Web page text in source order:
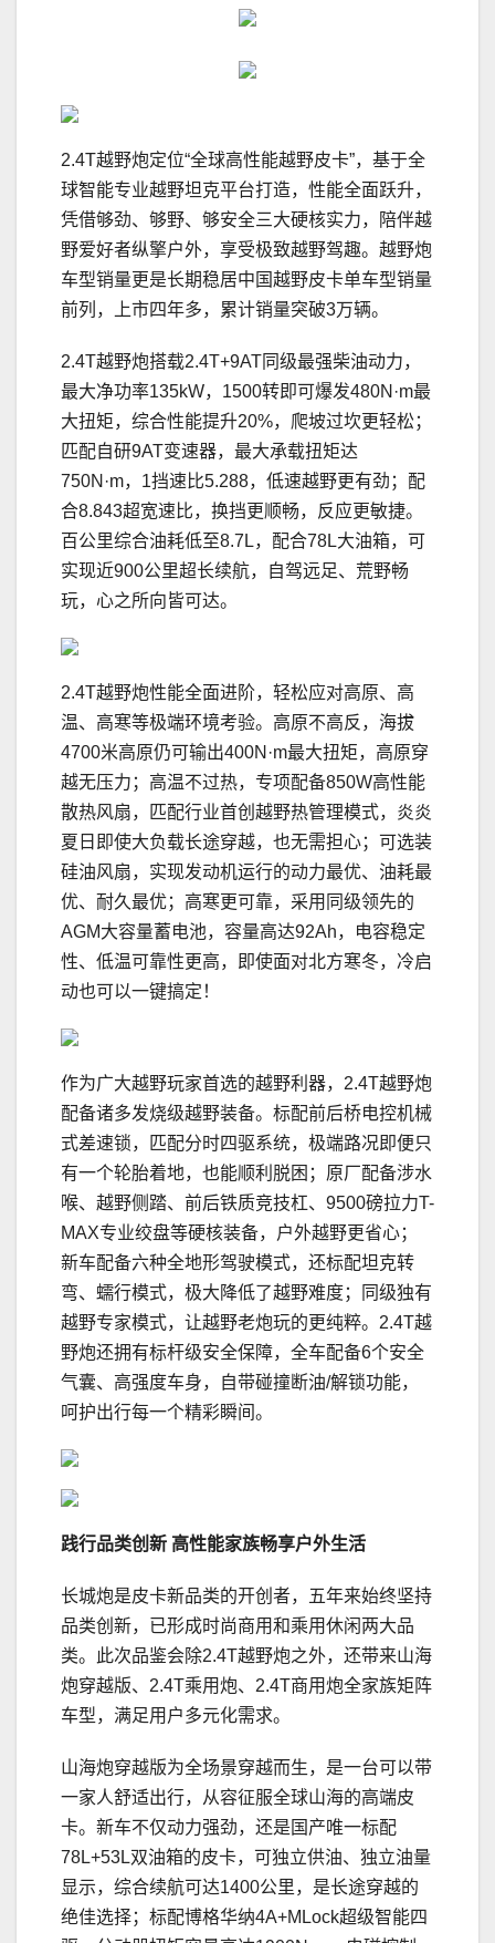
2.4T越野炮定位“全球高性能越野皮卡”，基于全
球智能专业越野坦克平台打造，性能全面跃升，
凭借够劲、够野、够安全三大硬核实力，陪伴越
野爱好者纵擎户外，享受极致越野驾趣。越野炮
车型销量更是长期稳居中国越野皮卡单车型销量
前列，上市四年多，累计销量突破3万辆。
2.4T越野炮搭载2.4T+9AT同级最强柴油动力，
最大净功率135kW，1500转即可爆发480N·m最
大扭矩，综合性能提升20%，爬坡过坎更轻松；
匹配自研9AT变速器，最大承载扭矩达
750N·m，1挡速比5.288，低速越野更有劲；配
合8.843超宽速比，换挡更顺畅，反应更敏捷。
百公里综合油耗低至8.7L，配合78L大油箱，可
实现近900公里超长续航，自驾远足、荒野畅
玩，心之所向皆可达。
2.4T越野炮性能全面进阶，轻松应对高原、高
温、高寒等极端环境考验。高原不高反，海拔
4700米高原仍可输出400N·m最大扭矩，高原穿
越无压力；高温不过热，专项配备850W高性能
散热风扇，匹配行业首创越野热管理模式，炎炎
夏日即使大负载长途穿越，也无需担心；可选装
硅油风扇，实现发动机运行的动力最优、油耗最
优、耐久最优；高寒更可靠，采用同级领先的
AGM大容量蓄电池，容量高达92Ah，电容稳定
性、低温可靠性更高，即使面对北方寒冬，冷启
动也可以一键搞定！
作为广大越野玩家首选的越野利器，2.4T越野炮
配备诸多发烧级越野装备。标配前后桥电控机械
式差速锁，匹配分时四驱系统，极端路况即便只
有一个轮胎着地，也能顺利脱困；原厂配备涉水
喉、越野侧踏、前后铁质竞技杠、9500磅拉力T-
MAX专业绞盘等硬核装备，户外越野更省心；
新车配备六种全地形驾驶模式，还标配坦克转
弯、蠕行模式，极大降低了越野难度；同级独有
越野专家模式，让越野老炮玩的更纯粹。2.4T越
野炮还拥有标杆级安全保障，全车配备6个安全
气囊、高强度车身，自带碰撞断油/解锁功能，
呵护出行每一个精彩瞬间。
践行品类创新 高性能家族畅享户外生活
长城炮是皮卡新品类的开创者，五年来始终坚持
品类创新，已形成时尚商用和乘用休闲两大品
类。此次品鉴会除2.4T越野炮之外，还带来山海
炮穿越版、2.4T乘用炮、2.4T商用炮全家族矩阵
车型，满足用户多元化需求。
山海炮穿越版为全场景穿越而生，是一台可以带
一家人舒适出行，从容征服全球山海的高端皮
卡。新车不仅动力强劲，还是国产唯一标配
78L+53L双油箱的皮卡，可独立供油、独立油量
显示，综合续航可达1400公里，是长途穿越的
绝佳选择；标配博格华纳4A+MLock超级智能四